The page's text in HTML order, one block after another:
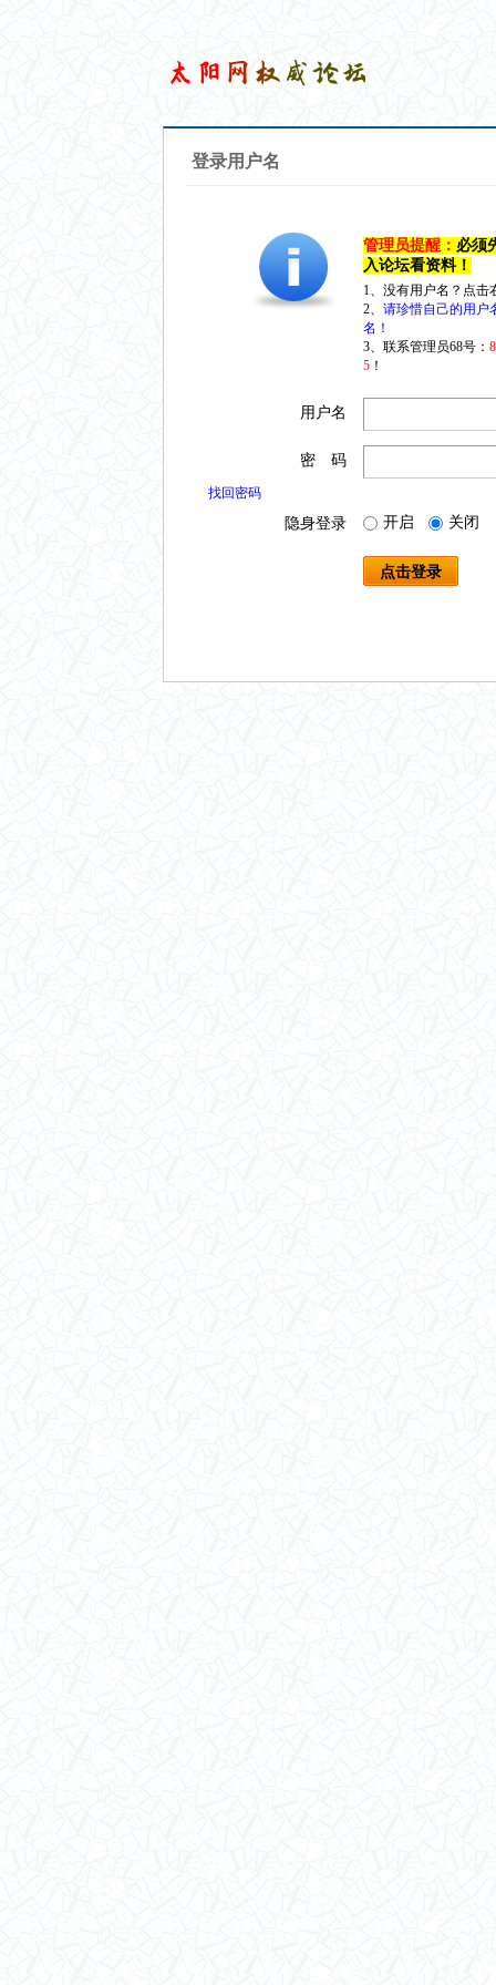
登录用户名
管理员提醒： 必须
入论坛看资料！
1、没有用户名？点
2、 请珍惜自己的用户
名！
3、联系管理员68号：
5 ！
用户名
密 码
找回密码
隐身登录 开启 关闭
点击登录